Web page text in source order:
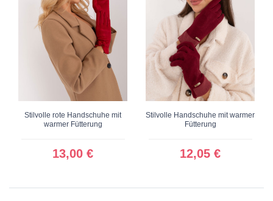
Stilvolle rote Handschuhe mit
warmer Fütterung
13,00 €
Stilvolle Handschuhe mit warmer
Fütterung
12,05 €